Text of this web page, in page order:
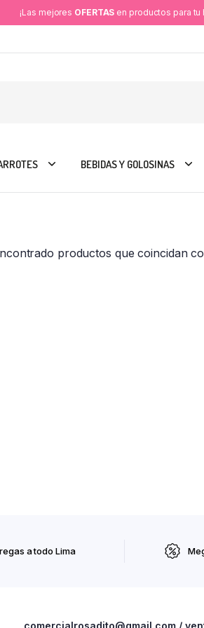
¡Las mejores OFERTAS en productos para tu
BEBIDAS Y GOLOSINAS
productos que coincidan
a todo Lima
comercialrosadito@gmail.com /